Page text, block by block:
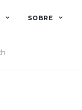
SOBRE